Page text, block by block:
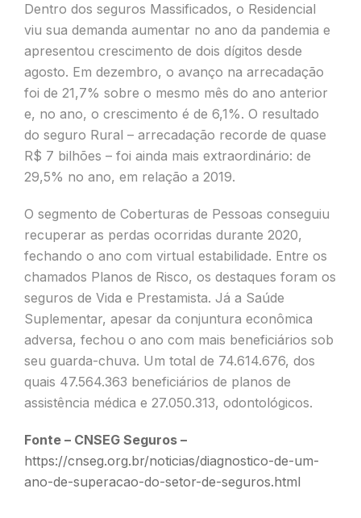
Dentro dos seguros Massificados, o Residencial
viu sua demanda aumentar no ano da pandemia e
apresentou crescimento de dois dígitos desde
agosto. Em dezembro, o avanço na arrecadação
foi de 21,7% sobre o mesmo mês do ano anterior
e, no ano, o crescimento é de 6,1%. O resultado
do seguro Rural – arrecadação recorde de quase
R$ 7 bilhões – foi ainda mais extraordinário: de
29,5% no ano, em relação a 2019.
O segmento de Coberturas de Pessoas conseguiu
recuperar as perdas ocorridas durante 2020,
fechando o ano com virtual estabilidade. Entre os
chamados Planos de Risco, os destaques foram os
seguros de Vida e Prestamista. Já a Saúde
Suplementar, apesar da conjuntura econômica
adversa, fechou o ano com mais beneficiários sob
seu guarda-chuva. Um total de 74.614.676, dos
quais 47.564.363 beneficiários de planos de
assistência médica e 27.050.313, odontológicos.
Fonte – CNSEG Seguros –
https://cnseg.org.br/noticias/diagnostico-de-um-
ano-de-superacao-do-setor-de-seguros.html